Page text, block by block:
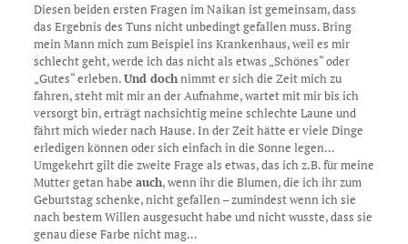
Diesen beiden ersten Fragen im Naikan ist gemeinsam, dass
das Ergebnis des Tuns nicht unbedingt gefallen muss. Bring
mein Mann mich zum Beispiel ins Krankenhaus, weil es mir
schlecht geht, werde ich das nicht als etwas „Schönes“ oder
„Gutes“ erleben.Und dochnimmt er sich die Zeit mich zu
fahren, steht mit mir an der Aufnahme, wartet mit mir bis ich
versorgt bin, erträgt nachsichtig meine schlechte Laune und
fährt mich wieder nach Hause. In der Zeit hätte er viele Dinge
erledigen können oder sich einfach in die Sonne legen…
Umgekehrt gilt die zweite Frage als etwas, das ich z.B. für meine
Mutter getan habe auch, wenn ihr die Blumen, die ich ihr zum
Geburtstag schenke, nicht gefallen – zumindest wenn ich sie
nach bestem Willen ausgesucht habe und nicht wusste, dass sie
genau diese Farbe nicht mag…